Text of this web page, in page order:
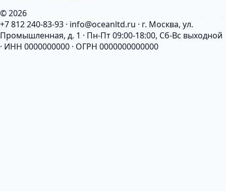
© 2026
+7 812 240-83-93 · info@oceanltd.ru · г. Москва, ул.
Промышленная, д. 1 · Пн-Пт 09:00-18:00, Сб-Вс выходной
· ИНН 0000000000 · ОГРН 0000000000000